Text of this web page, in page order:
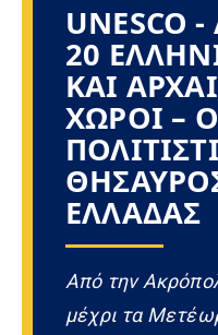
UNESCO
20
ΚΑΙ
ΧΏΡΟΙ – Ο
ΕΛΛΑΔΑΣ
Από την
μέχρι τα